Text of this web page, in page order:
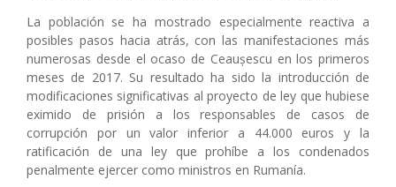
La población se ha mostrado especialmente reactiva a
posibles pasos hacia atrás, con las manifestaciones más
numerosas desde el ocaso de Ceaușescu en los primeros
meses de 2017. Su resultado ha sido la introducción de
modificaciones significativas al proyecto de ley que hubiese
eximido de prisión a los responsables de casos de
corrupción por un valor inferior a 44.000 euros y la
ratificación de una ley que prohíbe a los condenados
penalmente ejercer como ministros en Rumanía.